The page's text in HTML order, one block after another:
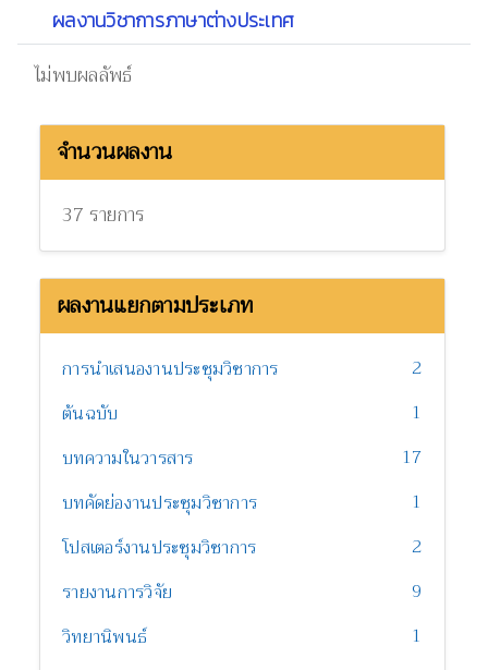
ผลงานวิชาการภาษาต่างประเทศ
ไม่พบผลลัพธ์
จำนวนผลงาน
37 รายการ
ผลงานแยกตามประเภท
การนำเสนองานประชุมวิชาการ
2
ต้นฉบับ
1
บทความในวารสาร
17
บทคัดย่องานประชุมวิชาการ
1
โปสเตอร์งานประชุมวิชาการ
2
รายงานการวิจัย
9
วิทยานิพนธ์
1